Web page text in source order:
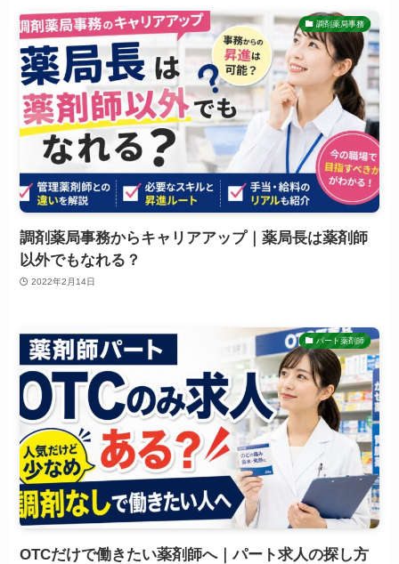
調剤薬局事務
調剤薬局事務からキャリアアップ｜薬局長は薬剤師
以外でもなれる？
2022年2月14日
パート薬剤師
OTCだけで働きたい薬剤師へ｜パート求人の探し方